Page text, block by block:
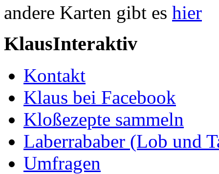
andere Karten gibt es hier
KlausInteraktiv
Kontakt
Klaus bei Facebook
Kloßezepte sammeln
Laberrababer (Lob und
Umfragen